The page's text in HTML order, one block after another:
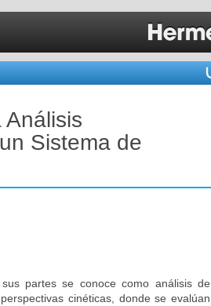
Sistema de
partes se conoce como análisis de
cinéticas, donde se evalúan